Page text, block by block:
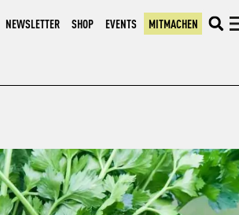
NEWSLETTER SHOP EVENTS MITMACHEN